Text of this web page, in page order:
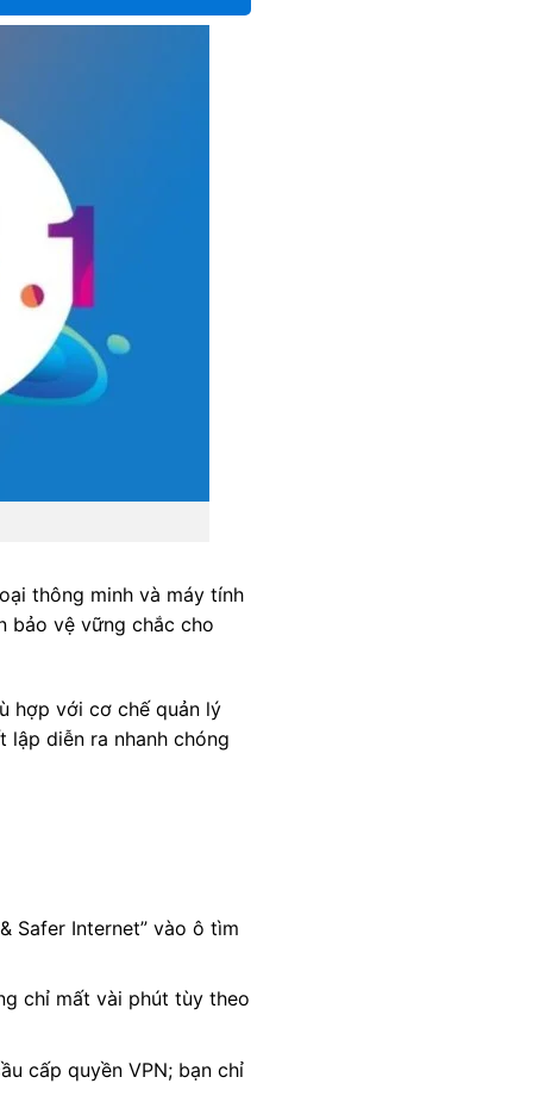
thông minh và máy tính
bảo vệ vững chắc cho
hợp với cơ chế quản lý
diễn ra nhanh chóng
Safer Internet” vào ô tìm
chỉ mất vài phút tùy theo
cấp quyền VPN; bạn chỉ